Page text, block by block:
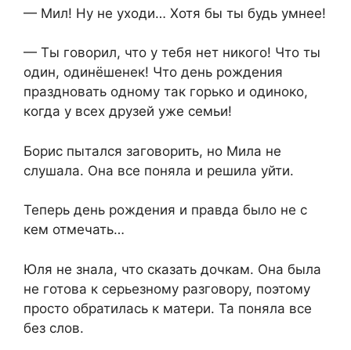
— Мил! Ну не уходи… Хотя бы ты будь умнее!
— Ты говорил, что у тебя нет никого! Что ты
один, одинёшенек! Что день рождения
праздновать одному так горько и одиноко,
когда у всех друзей уже семьи!
Борис пытался заговорить, но Мила не
слушала. Она все поняла и решила уйти.
Теперь день рождения и правда было не с
кем отмечать…
Юля не знала, что сказать дочкам. Она была
не готова к серьезному разговору, поэтому
просто обратилась к матери. Та поняла все
без слов.